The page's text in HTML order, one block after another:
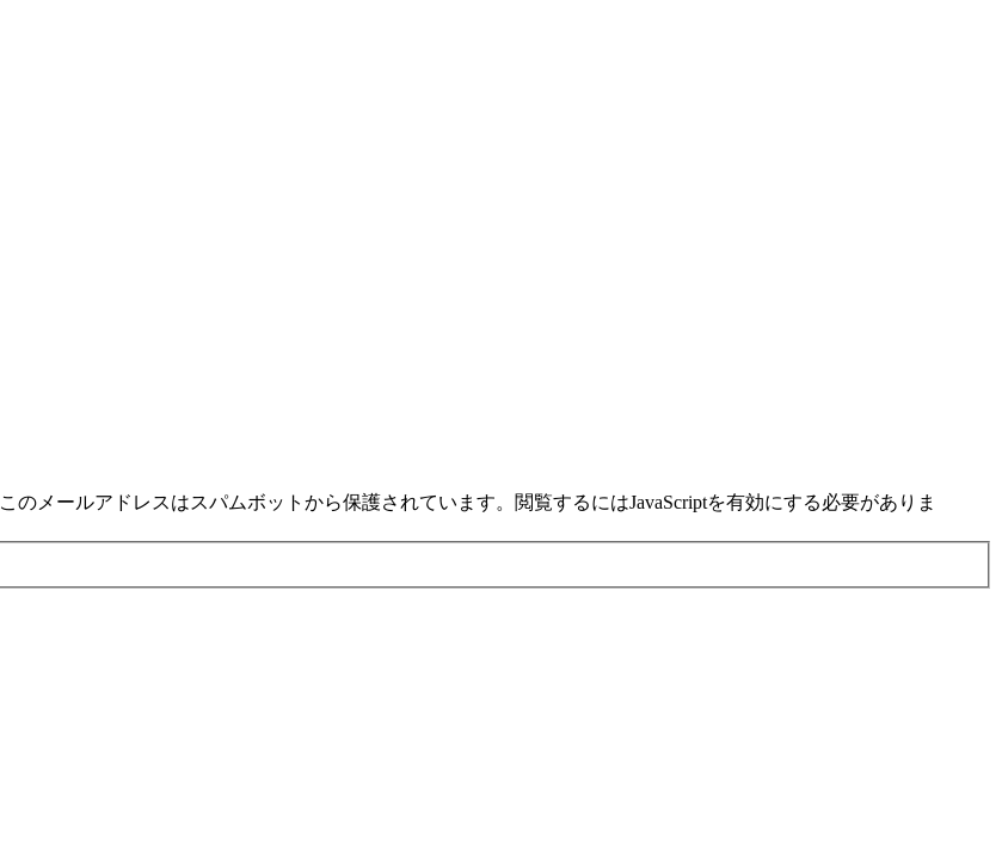
このメールアドレスはスパムボットから保護されています。閲覧するにはJavaScriptを有効にする必要がありま